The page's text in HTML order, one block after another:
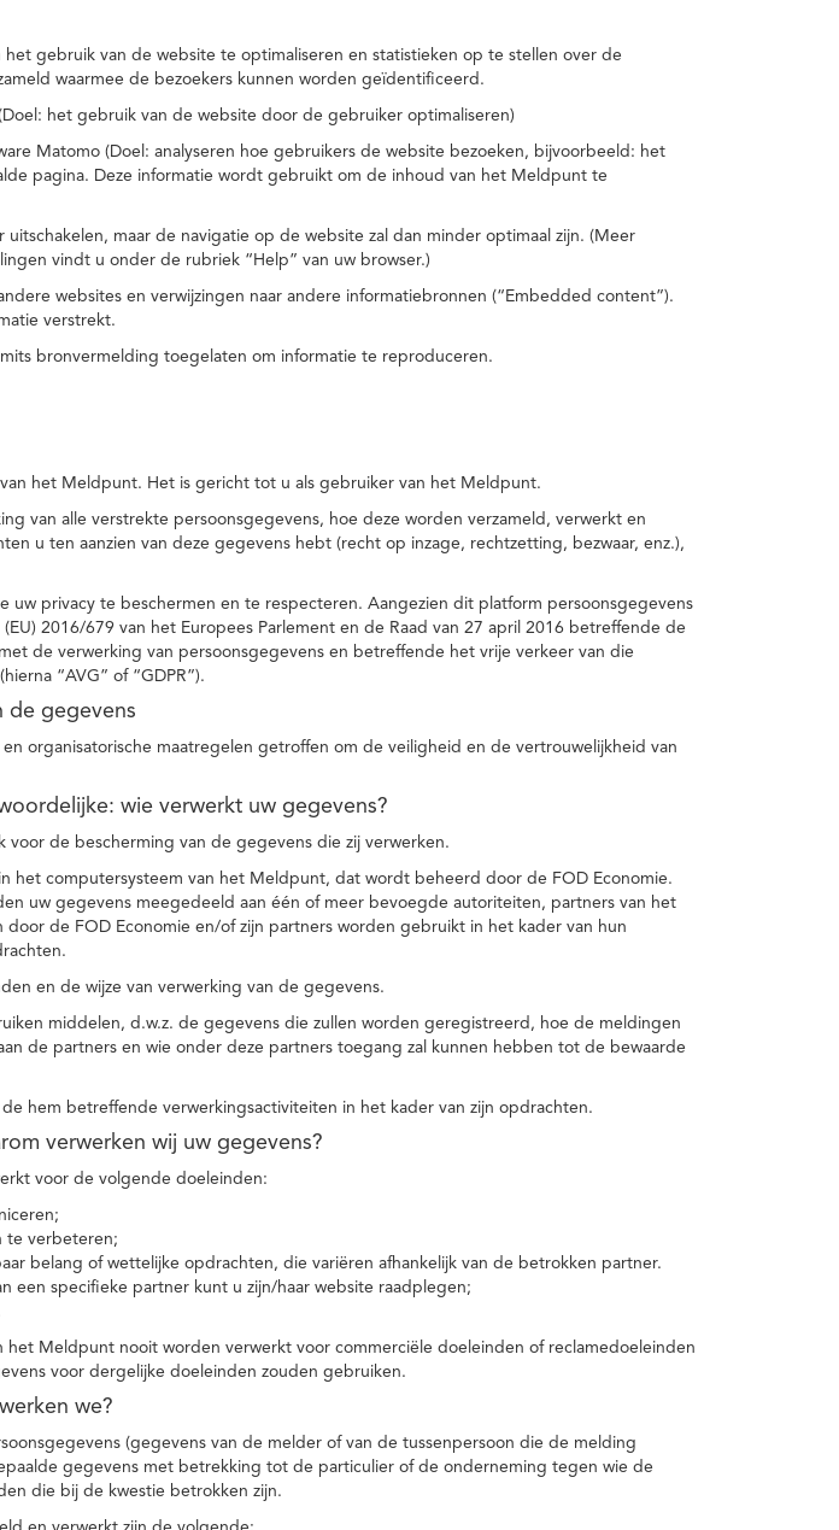
gebruik van de website te optimaliseren en statistieken op te stellen over de
waarmee de bezoekers kunnen worden geïdentificeerd.
het gebruik van de website door de gebruiker optimaliseren)
Matomo (Doel: analyseren hoe gebruikers de website bezoeken, bijvoorbeeld: het
pagina. Deze informatie wordt gebruikt om de inhoud van het Meldpunt te
maar de navigatie op de website zal dan minder optimaal zijn. (Meer
vindt u onder de rubriek “Help” van uw browser.)
websites en verwijzingen naar andere informatiebronnen (“Embedded content”).
verstrekt.
bronvermelding toegelaten om informatie te reproduceren.
het Meldpunt. Het is gericht tot u als gebruiker van het Meldpunt.
van alle verstrekte persoonsgegevens, hoe deze worden verzameld, verwerkt en
u ten aanzien van deze gegevens hebt (recht op inzage, rechtzetting, bezwaar, enz.),
uw privacy te beschermen en te respecteren. Aangezien dit platform persoonsgegevens
2016/679 van het Europees Parlement en de Raad van 27 april 2016 betreffende de
de verwerking van persoonsgegevens en betreffende het vrije verkeer van die
“AVG” of “GDPR”).
de gegevens
organisatorische maatregelen getroffen om de veiligheid en de vertrouwelijkheid van
wie verwerkt uw gegevens?
de bescherming van de gegevens die zij verwerken.
het computersysteem van het Meldpunt, dat wordt beheerd door de FOD Economie.
uw gegevens meegedeeld aan één of meer bevoegde autoriteiten, partners van het
de FOD Economie en/of zijn partners worden gebruikt in het kader van hun
en de wijze van verwerking van de gegevens.
middelen, d.w.z. de gegevens die zullen worden geregistreerd, hoe de meldingen
de partners en wie onder deze partners toegang zal kunnen hebben tot de bewaarde
hem betreffende verwerkingsactiviteiten in het kader van zijn opdrachten.
verwerken wij uw gegevens?
voor de volgende doeleinden:
te verbeteren;
belang of wettelijke opdrachten, die variëren afhankelijk van de betrokken partner.
een specifieke partner kunt u zijn/haar website raadplegen;
het Meldpunt nooit worden verwerkt voor commerciële doeleinden of reclamedoeleinden
voor dergelijke doeleinden zouden gebruiken.
we?
(gegevens van de melder of van de tussenpersoon die de melding
gegevens met betrekking tot de particulier of de onderneming tegen wie de
die bij de kwestie betrokken zijn.